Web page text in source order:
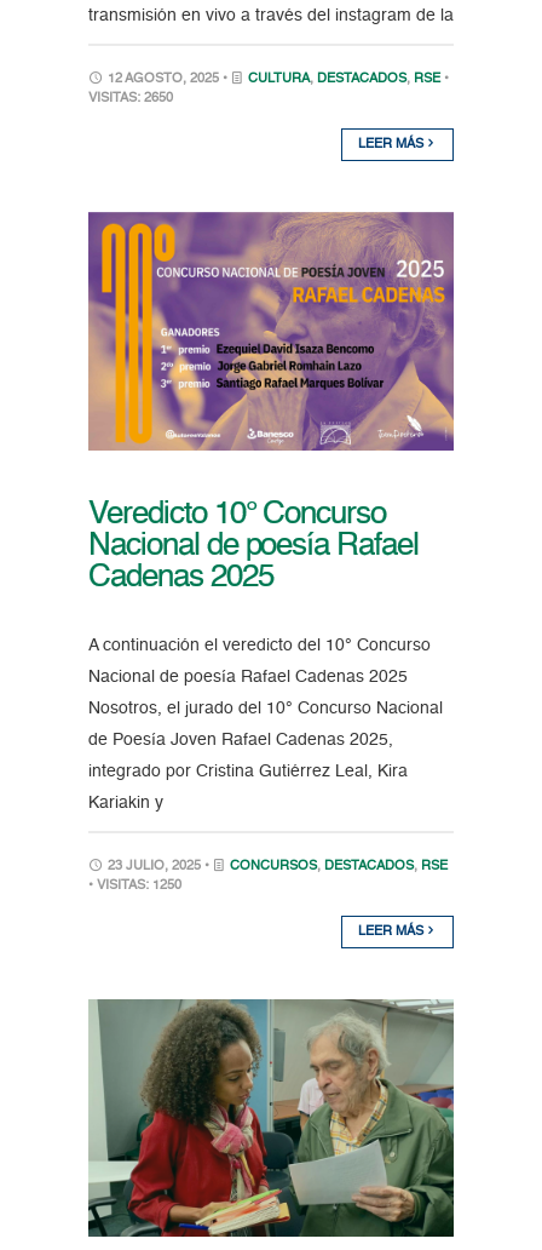
transmisión en vivo a través del instagram de la
12 AGOSTO, 2025 • CULTURA, DESTACADOS, RSE •
VISITAS: 2650
LEER MÁS
Veredicto 10° Concurso
Nacional de poesía Rafael
Cadenas 2025
A continuación el veredicto del 10° Concurso
Nacional de poesía Rafael Cadenas 2025
Nosotros, el jurado del 10° Concurso Nacional
de Poesía Joven Rafael Cadenas 2025,
integrado por Cristina Gutiérrez Leal, Kira
Kariakin y
23 JULIO, 2025 • CONCURSOS, DESTACADOS, RSE
• VISITAS: 1250
LEER MÁS